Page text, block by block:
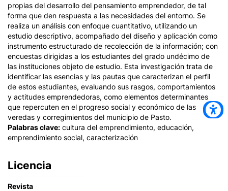
propias del desarrollo del pensamiento emprendedor, de tal
forma que den respuesta a las necesidades del entorno. Se
realiza un análisis con enfoque cuantitativo, utilizando un
estudio descriptivo, acompañado del diseño y aplicación como
instrumento estructurado de recolección de la información; con
encuestas dirigidas a los estudiantes del grado undécimo de
las instituciones objeto de estudio. Esta investigación trata de
identificar las esencias y las pautas que caracterizan el perfil
de estos estudiantes, evaluando sus rasgos, comportamientos
y actitudes emprendedoras, como elementos determinantes
que repercuten en el progreso social y económico de las
veredas y corregimientos del municipio de Pasto.
Palabras clave: cultura del emprendimiento, educación,
emprendimiento social, caracterización
Licencia
Revista